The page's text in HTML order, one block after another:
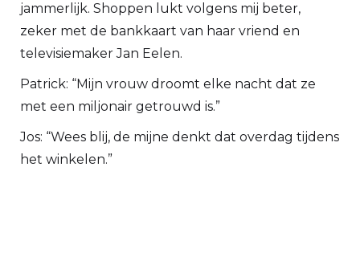
jammerlijk. Shoppen lukt volgens mij beter,
zeker met de bankkaart van haar vriend en
televisiemaker Jan Eelen.
Patrick: “Mijn vrouw droomt elke nacht dat ze
met een miljonair getrouwd is.”
Jos: “Wees blij, de mijne denkt dat overdag tijdens
het winkelen.”